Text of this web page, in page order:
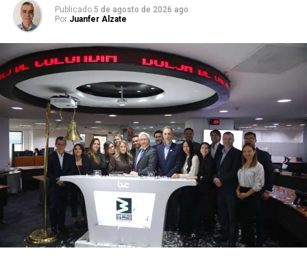
Publicado 5 de agosto de 2026 ago
Por Juanfer Alzate